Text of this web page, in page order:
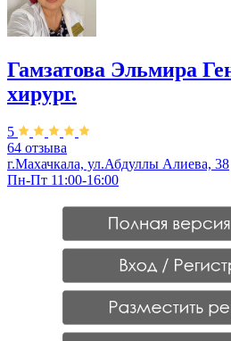
Гамзатова Эльмира
хирург.
5
64 отзыва
г.Махачкала, ул.Абдуллы Алиева, 38
Пн-Пт 11:00-16:00